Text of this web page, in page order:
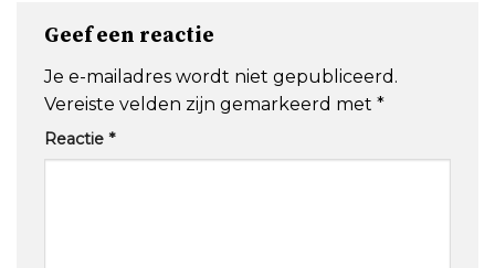
Geef een reactie
Je e-mailadres wordt niet gepubliceerd.
Vereiste velden zijn gemarkeerd met *
Reactie *